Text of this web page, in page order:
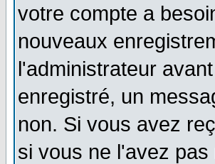
votre compte a
nouveaux
l'administrateur
enregistré, un
non. Si vous avez
si vous ne l'avez